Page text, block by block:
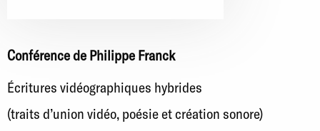
Conférence de Philippe Franck
Écritures vidéographiques hybrides
(traits d’union vidéo, poésie et création sonore)